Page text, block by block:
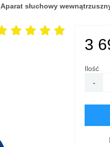
Aparat słuchowy
3
Ilość